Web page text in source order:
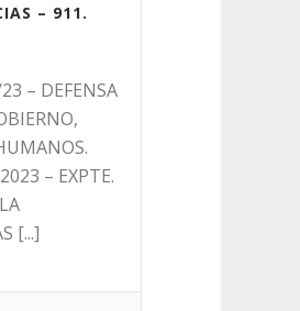
– 911.
– DEFENSA
– EXPTE.
[...]